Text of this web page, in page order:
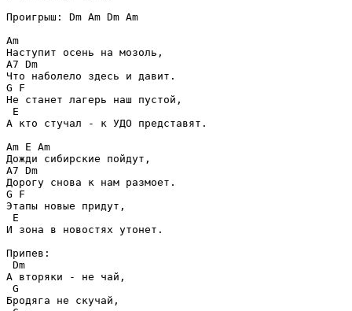
Проигрыш: Dm Am Dm Am
Am
Наступит осень на мозоль,
A7 Dm
Что наболело здесь и давит.
G F
Не станет лагерь наш пустой,
E
А кто стучал - к УДО представят.
Am E Am
Дожди сибирские пойдут,
A7 Dm
Дорогу снова к нам размоет.
G F
Этапы новые придут,
E
И зона в новостях утонет.
Припев:
Dm
А вторяки - не чай,
G
Бродяга не скучай,